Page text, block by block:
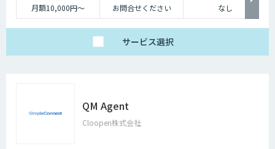
月額10,000円～
お問合せください なし
サービス選択
QM Agent
Cloopen株式会社